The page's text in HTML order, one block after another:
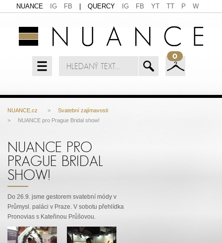
NUANCE IG FB QUERCY IG FB YT TT P W
0
NUANCE.cz > Svatební zajímavosti
> NUANCE pro Prague Bridal show!
NUANCE PRO
PRAGUE BRIDAL
SHOW!
Do 26.9. jsme gestorem svatební módy v
Průmysl. paláci v Praze. V sobotu přehlídka
Pronovias s Kateřinou Průšovou.